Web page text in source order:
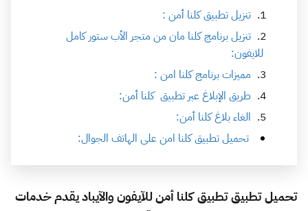
تنزيل تطبيق كلنا أمن :
تنزيل برنامج كلنا مان من متجر الأب ستور كامل
للايفون:
مميزات برنامج كلنا امن :
طريق الإبلاغ عبر تطبيق كلنا أمن:
الغاء بلاغ كلنا أمن:
تحميل تطبيق كلنا امن على الهاتف الجوال:
تحميل تطبيق تطبيق كلنا أمن للآيفون والآيباد يقدم خدمات